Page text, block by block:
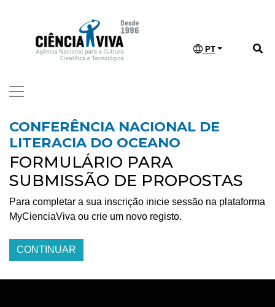
PT
CONFERÊNCIA NACIONAL DE
LITERACIA DO OCEANO
FORMULÁRIO PARA
SUBMISSÃO DE PROPOSTAS
Para completar a sua inscrição inicie sessão na plataforma
MyCienciaViva ou crie um novo registo.
CONTINUAR